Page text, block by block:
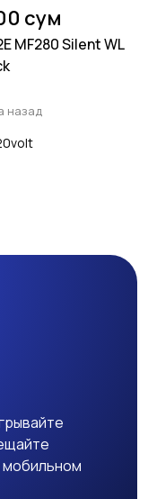
сум
MF280 Silent WL
назад
мобильном